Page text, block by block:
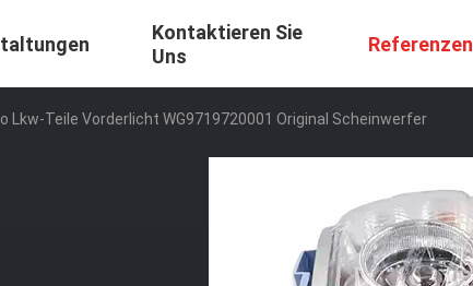
Kontaktieren Sie
Uns
Referenzen
Lkw-Teile Vorderlicht WG9719720001 Original Scheinwerfer